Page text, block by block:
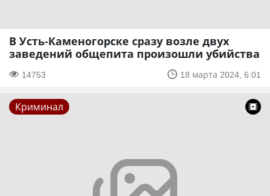
В Усть-Каменогорске сразу возле двух
заведений общепита произошли убийства
14753 18 марта 2024, 6:01
Криминал